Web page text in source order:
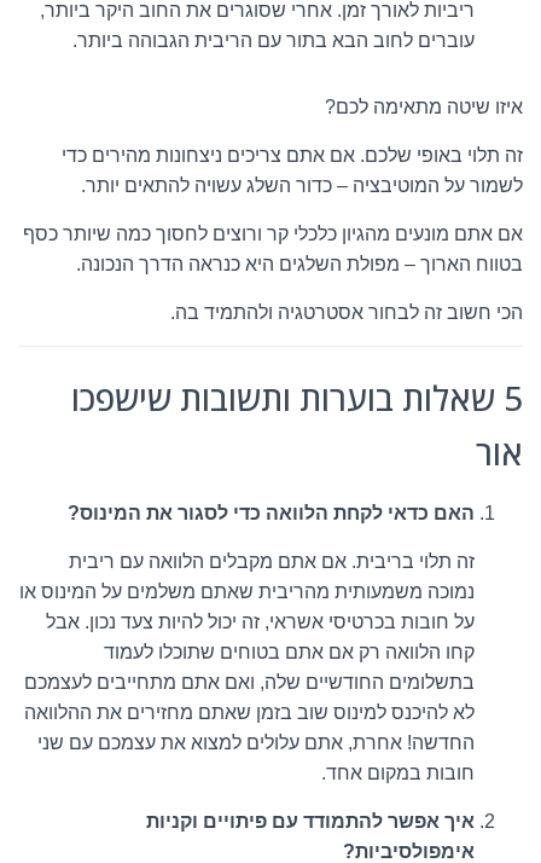
ריביות לאורך זמן. אחרי שסוגרים את החוב היקר ביותר,
עוברים לחוב הבא בתור עם הריבית הגבוהה ביותר.
איזו שיטה מתאימה לכם?
זה תלוי באופי שלכם. אם אתם צריכים ניצחונות מהירים כדי
לשמור על המוטיבציה – כדור השלג עשויה להתאים יותר.
אם אתם מונעים מהגיון כלכלי קר ורוצים לחסוך כמה שיותר כסף
בטווח הארוך – מפולת השלגים היא כנראה הדרך הנכונה.
הכי חשוב זה לבחור אסטרטגיה ולהתמיד בה.
5 שאלות בוערות ותשובות שישפכו
אור
האם כדאי לקחת הלוואה כדי לסגור את המינוס?
זה תלוי בריבית. אם אתם מקבלים הלוואה עם ריבית
נמוכה משמעותית מהריבית שאתם משלמים על המינוס או
על חובות בכרטיסי אשראי, זה יכול להיות צעד נכון. אבל
קחו הלוואה רק אם אתם בטוחים שתוכלו לעמוד
בתשלומים החודשיים שלה, ואם אתם מתחייבים לעצמכם
לא להיכנס למינוס שוב בזמן שאתם מחזירים את ההלוואה
החדשה! אחרת, אתם עלולים למצוא את עצמכם עם שני
חובות במקום אחד.
איך אפשר להתמודד עם פיתויים וקניות
אימפולסיביות?